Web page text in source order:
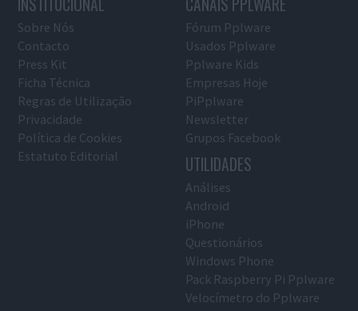
Sobre Nós
Contacto
Press Kit
Ficha Técnica
Regras de Utilização
Privacidade
Política de Cookies
Estatuto Editorial
Fórum Pplware
Usados Pplware
Pplware Kids
Empresas Hoje
PiPplware
Newsletter
Grupos Facebook
UTILIDADES
Análises
Android
iPhone
Questionários
Windows Phone
Pack Raspberry Pi Pplware
Velocímetro do Pplware